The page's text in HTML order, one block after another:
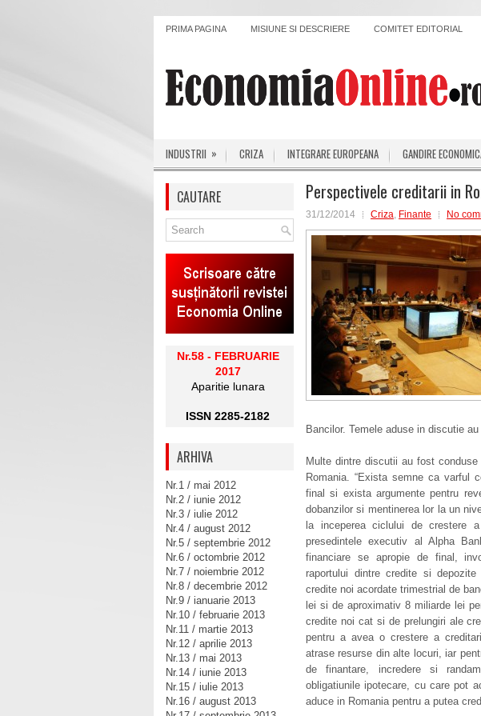
PRIMA PAGINA MISIUNE SI DESCRIERE COMITET EDITORIAL
INDUSTRII » CRIZA INTEGRARE EUROPEANA GANDIRE
Perspectivele creditarii in
31/12/2014 Criza, Finante No
Bancilor. Temele aduse in discutie
Multe dintre discutii au fost
Romania. “Exista semne ca varful
final si exista argumente pentru
dobanzilor si mentinerea lor la un
la inceperea ciclului de crestere
presedintele executiv al Alpha
financiare se apropie de final,
raportului dintre credite si
credite noi acordate trimestrial de
lei si de aproximativ 8 miliarde lei
credite noi cat si de prelungiri ale
pentru a avea o crestere a
atrase resurse din alte locuri, iar
de finantare, incredere si
obligatiunile ipotecare, cu care pot
aduce in Romania pentru a putea
CAUTARE
Nr.58 - FEBRUARIE
2017
Aparitie lunara
ISSN 2285-2182
ARHIVA
Nr.1 / mai 2012
Nr.2 / iunie 2012
Nr.3 / iulie 2012
Nr.4 / august 2012
Nr.5 / septembrie 2012
Nr.6 / octombrie 2012
Nr.7 / noiembrie 2012
Nr.8 / decembrie 2012
Nr.9 / ianuarie 2013
Nr.10 / februarie 2013
Nr.11 / martie 2013
Nr.12 / aprilie 2013
Nr.13 / mai 2013
Nr.14 / iunie 2013
Nr.15 / iulie 2013
Nr.16 / august 2013